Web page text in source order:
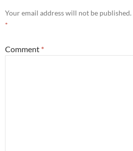
Your email address will not be published.
*
Comment *